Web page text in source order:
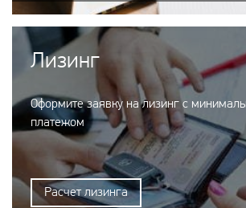
Лизинг
Оформите заявку на лизинг с
платежом
Расчет лизинга